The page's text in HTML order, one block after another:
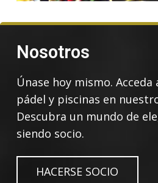
Nosotros
Únase hoy mismo.
pádel y piscinas en
Descubra un mundo de
siendo socio.
HACERSE SOCIO